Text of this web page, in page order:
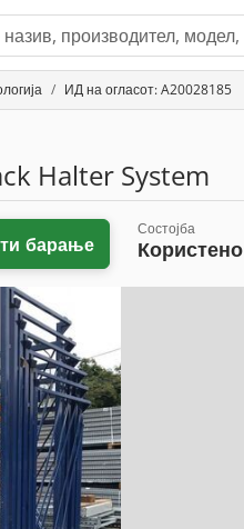
ИД на огласот: A20028185
Halter System
барање
Состојба
Користено